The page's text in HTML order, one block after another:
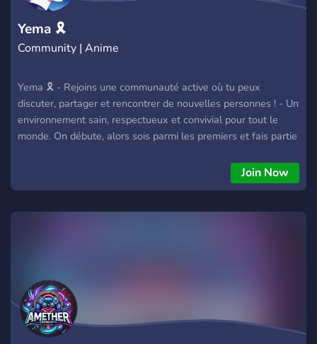
Yema 🎗️
Community | Anime
Yema 🎗️ - Rejoins une communauté active où tu peux
discuter, partager et rencontrer de nouvelles personnes ! - Un
environnement sain, respectueux et convivial pour tout le
monde. On débute, alors sois parmi les premiers et fais partie
Join Now